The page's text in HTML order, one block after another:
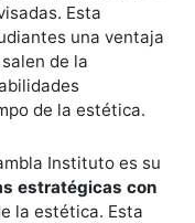
Esta
una ventaja
de la
de la estética.
Instituto es su
estratégicas con
la estética. Esta